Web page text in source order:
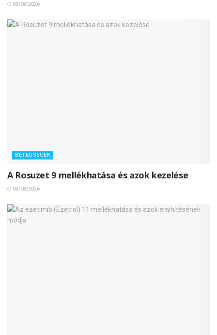
03/08/2026
BETEGSÉGEK
A Rosuzet 9 mellékhatása és azok kezelése
03/08/2026